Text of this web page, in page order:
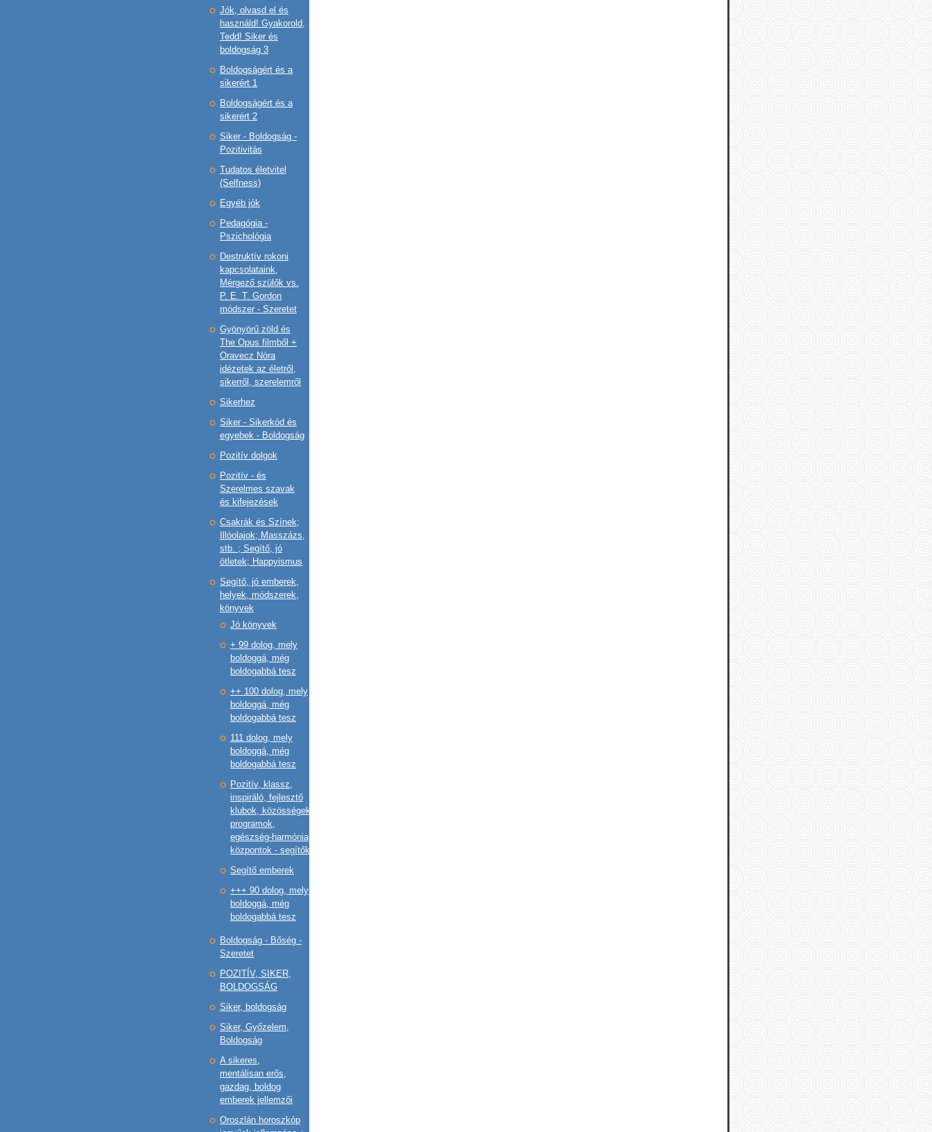
Jók, olvasd el és
használd! Gyakorold,
Tedd! Siker és
boldogság 3
Boldogságért és a
sikerért 1
Boldogságért és a
sikerért 2
Siker - Boldogság -
Pozitivitás
Tudatos életvitel
(Selfness)
Egyéb jók
Pedagógia -
Pszichológia
Destruktív rokoni
kapcsolataink,
Mérgező szülők vs.
P. E. T. Gordon
módszer - Szeretet
Gyönyörű zöld és
The Opus filmből +
Oravecz Nóra
idézetek az életről,
sikerről, szerelemről
Sikerhez
Siker - Sikerkód és
egyebek - Boldogság
Pozitív dolgok
Pozitív - és
Szerelmes szavak
és kifejezések
Csakrák és Színek;
Illóolajok; Masszázs,
stb. ; Segítő, jó
ötletek; Happyismus
Segítő, jó emberek,
helyek, módszerek,
könyvek
Jó könyvek
+ 99 dolog, mely
boldoggá, még
boldogabbá tesz
++ 100 dolog, mely
boldoggá, még
boldogabbá tesz
111 dolog, mely
boldoggá, még
boldogabbá tesz
Pozitív, klassz,
inspiráló, fejlesztő
klubok, közösségek,
programok,
egészség-harmónia
központok - segítők
Segítő emberek
+++ 90 dolog, mely
boldoggá, még
boldogabbá tesz
Boldogság - Bőség -
Szeretet
POZITÍV, SIKER,
BOLDOGSÁG
Siker, boldogság
Siker, Győzelem,
Boldogság
A sikeres,
mentálisan erős,
gazdag, boldog
emberek jellemzői
Oroszlán horoszkóp